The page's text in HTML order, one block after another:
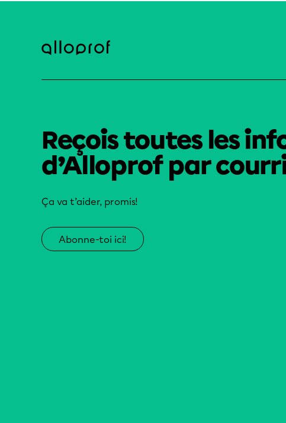
Reçois toutes les
d’Alloprof par
Ça va t’aider, promis!
Abonne-toi ici!